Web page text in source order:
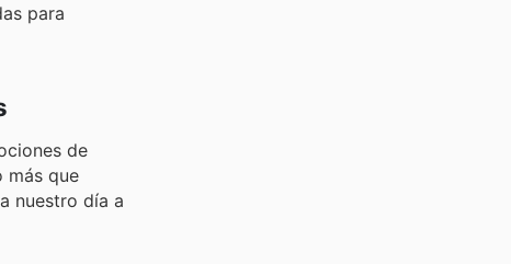
para
de
más que
nuestro día a